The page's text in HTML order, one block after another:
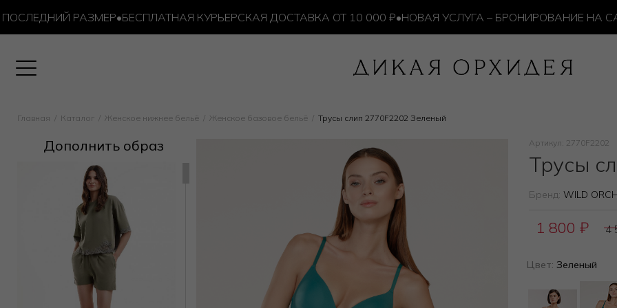
РАЗМЕР•БЕСПЛАТНАЯ КУРЬЕРСКАЯ ДОСТАВКА ОТ 10 000 ₽•НОВАЯ УСЛУГА – БРОНИРОВАНИЕ НА САЙТЕ
Главная Каталог Женское нижнее бельё Женское базовое бельё Трусы слип 2770F2202 Зеленый
Дополнить образ Артикул: 2770F2202
Трусы
Бренд: WILD
1 800 ₽ 4
Цвет: Зеленый